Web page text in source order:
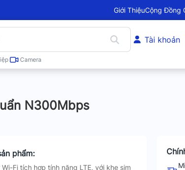
Giới ThiệuCộng Đồng
Camera
Tài khoản
N300Mbps
phẩm:
Wi-Fi tích hợp tính năng LTE, với khe sim